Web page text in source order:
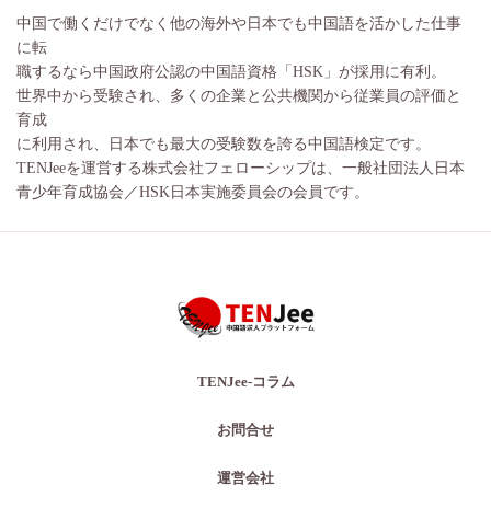
中国で働くだけでなく他の海外や日本でも中国語を活かした仕事
に転
職するなら中国政府公認の中国語資格「HSK」が採用に有利。
世界中から受験され、多くの企業と公共機関から従業員の評価と
育成
に利用され、日本でも最大の受験数を誇る中国語検定です。
TENJeeを運営する株式会社フェローシップは、一般社団法人日本
青少年育成協会／HSK日本実施委員会の会員です。
TENJee-コラム
お問合せ
運営会社